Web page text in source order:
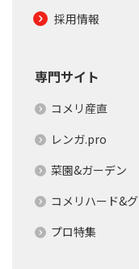
採用情報
専門サイト
コメリ産直
レンガ.pro
菜園&ガーデン
コメリハード&
プロ特集